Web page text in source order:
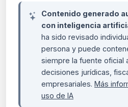
Contenido generado
con inteligencia
ha sido revisado
persona y puede
siempre la fuente oficial
decisiones jurídicas,
empresariales. Más
uso de IA